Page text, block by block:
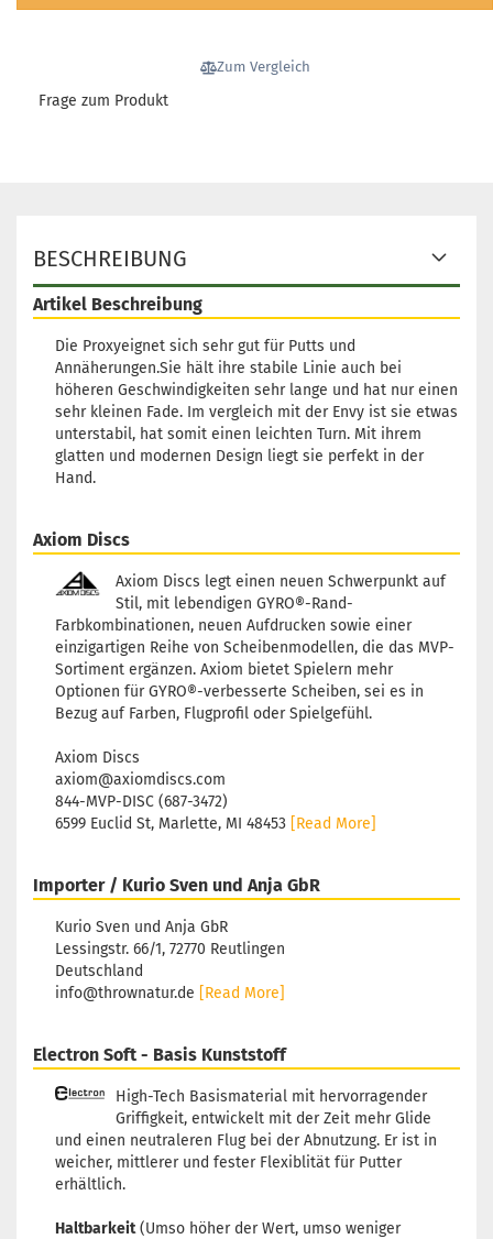
Gewicht:170g
Lieferzeit:2 - 3 Arbeitstage
15,90 €
Gewicht:
Farbton:
Lagerbestand:
Lieferzeit:2 - 3 Arbeitstage
15,90 €
Gewicht: 168g
Farbton:Türkis
Lagerbestand:1
Lieferzeit:2 - 3 Arbeitstage
Lieferzeit:2 - 3 Arbeitstage
Zum Vergleich
Frage zum Produkt
BESCHREIBUNG
Artikel Beschreibung
Die Proxyeignet sich sehr gut für Putts und
Annäherungen.Sie hält ihre stabile Linie auch bei
höheren Geschwindigkeiten sehr lange und hat nur einen
sehr kleinen Fade. Im vergleich mit der Envy ist sie etwas
unterstabil, hat somit einen leichten Turn. Mit ihrem
glatten und modernen Design liegt sie perfekt in der
Hand.
Axiom Discs
Axiom Discs legt einen neuen Schwerpunkt auf
Stil, mit lebendigen GYRO®-Rand-
Farbkombinationen, neuen Aufdrucken sowie einer
einzigartigen Reihe von Scheibenmodellen, die das MVP-
Sortiment ergänzen. Axiom bietet Spielern mehr
Optionen für GYRO®-verbesserte Scheiben, sei es in
Bezug auf Farben, Flugprofil oder Spielgefühl.
Axiom Discs
axiom@axiomdiscs.com
844-MVP-DISC (687-3472)
6599 Euclid St, Marlette, MI 48453 [Read More]
Importer / Kurio Sven und Anja GbR
Kurio Sven und Anja GbR
Lessingstr. 66/1, 72770 Reutlingen
Deutschland
info@thrownatur.de [Read More]
Electron Soft - Basis Kunststoff
High-Tech Basismaterial mit hervorragender
Griffigkeit, entwickelt mit der Zeit mehr Glide
und einen neutraleren Flug bei der Abnutzung. Er ist in
weicher, mittlerer und fester Flexiblität für Putter
erhältlich.
Haltbarkeit(Umso höher der Wert, umso weniger